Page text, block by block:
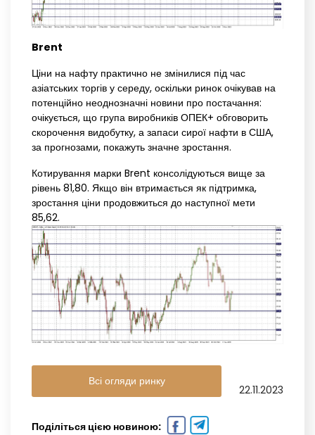
Brent
Ціни на нафту практично не змінилися під час
азіатських торгів у середу, оскільки ринок очікував на
потенційно неоднозначні новини про постачання:
очікується, що група виробників ОПЕК+ обговорить
скорочення видобутку, а запаси сирої нафти в США,
за прогнозами, покажуть значне зростання.
Котирування марки Brent консолідуються вище за
рівень 81,80. Якщо він втримається як підтримка,
зростання ціни продовжиться до наступної мети
85,62.
Всі огляди ринку
22.11.2023
Поділіться цією новиною: